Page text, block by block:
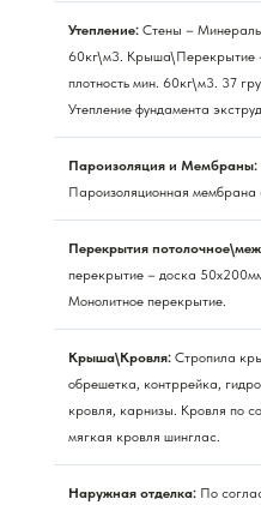
Утепление: Стены –
60кг\м3. Крыша\Перекрытие
плотность мин. 60кг\м3. 37
Утепление фундамента
Пароизоляция и Мембраны:
Пароизоляционная мембрана
Перекрытия
перекрытие – доска
Монолитное перекрытие.
Крыша\Кровля: Стропила
обрешетка, контррейка,
кровля, карнизы. Кровля по
мягкая кровля шинглас.
Наружная отделка: По